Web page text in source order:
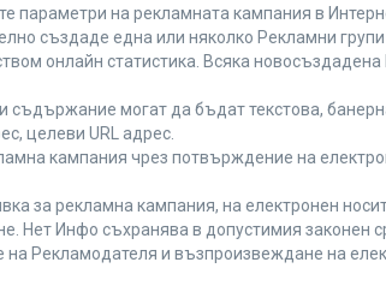
на рекламната кампания в
създаде една или няколко Рекламни
онлайн статистика. Всяка
могат да бъдат текстова,
целеви URL адрес.
кампания чрез потвърждение на
за рекламна кампания, на електронен
Инфо съхранява в допустимия законен
Рекламодателя и възпроизвеждане на